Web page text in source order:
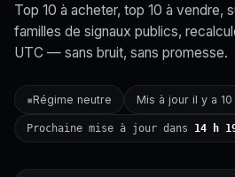
Top 10 à acheter, top 10 à vendre,
familles de signaux publics,
UTC — sans bruit, sans promesse.
▪Régime neutre Mis à jour il y a 10
Prochaine mise à jour dans 14 h